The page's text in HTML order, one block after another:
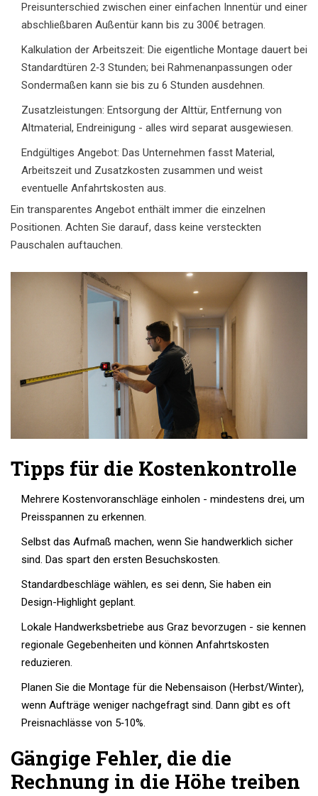
Preisunterschied zwischen einer einfachen Innentür und einer
abschließbaren Außentür kann bis zu 300€ betragen.
Kalkulation der Arbeitszeit: Die eigentliche Montage dauert bei
Standardtüren 2‑3 Stunden; bei Rahmenanpassungen oder
Sondermaßen kann sie bis zu 6 Stunden ausdehnen.
Zusatzleistungen: Entsorgung der Alttür, Entfernung von
Altmaterial, Endreinigung - alles wird separat ausgewiesen.
Endgültiges Angebot: Das Unternehmen fasst Material,
Arbeitszeit und Zusatzkosten zusammen und weist
eventuelle Anfahrtskosten aus.
Ein transparentes Angebot enthält immer die einzelnen
Positionen. Achten Sie darauf, dass keine versteckten
Pauschalen auftauchen.
Tipps für die Kostenkontrolle
Mehrere Kostenvoranschläge einholen - mindestens drei, um
Preisspannen zu erkennen.
Selbst das Aufmaß machen, wenn Sie handwerklich sicher
sind. Das spart den ersten Besuchskosten.
Standardbeschläge wählen, es sei denn, Sie haben ein
Design-Highlight geplant.
Lokale Handwerksbetriebe aus Graz bevorzugen - sie kennen
regionale Gegebenheiten und können Anfahrtskosten
reduzieren.
Planen Sie die Montage für die Nebensaison (Herbst/Winter),
wenn Aufträge weniger nachgefragt sind. Dann gibt es oft
Preisnachlässe von 5‑10%.
Gängige Fehler, die die
Rechnung in die Höhe treiben